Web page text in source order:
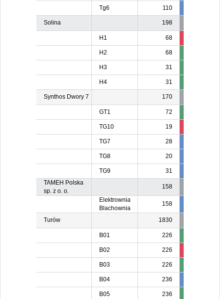
Tg6 110
Solina 198
H1 68
H2 68
H3 31
H4 31
Synthos Dwory 7 170
GT1 72
TG10 19
TG7 28
TG8 20
TG9 31
TAMEH Polska
sp. z o. o.
158
Elektrownia
Blachownia
158
Turów 1830
B01 226
B02 226
B03 226
B04 236
B05 236